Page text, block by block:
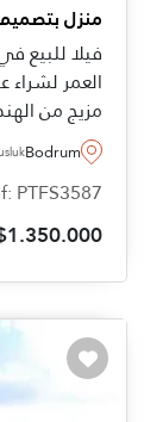
منزل
فيلا
العمر لشراء
مزيج من
بالتعاون مع
و تحيط بها
الحفاظ على
المنزل.
Bodrum
PTFS3587